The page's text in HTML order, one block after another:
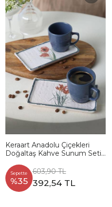
Keraart Anadolu Çiçekleri
Doğaltaş Kahve Sunum Seti
Sepette
%35
603,90 TL
392,54 TL